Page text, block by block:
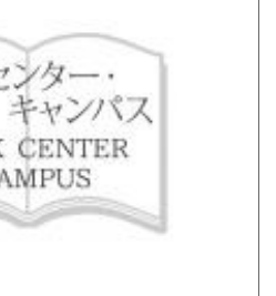
福岡県
長崎県
大分県
鹿児島県
、旧軽井沢にて店舗営業をし